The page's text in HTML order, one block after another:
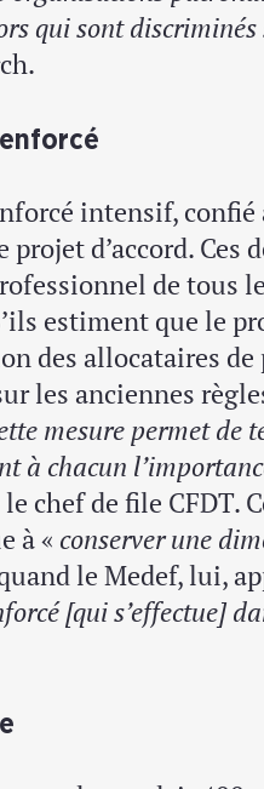
qui sont
intensif,
projet d’accord.
de tous
estiment que le
des allocataires
les anciennes
mesure permet de
à chacun
le chef de file CFDT.
à « conserver une
le Medef, lui,
[qui s’effectue]